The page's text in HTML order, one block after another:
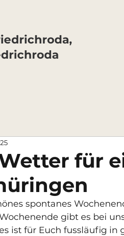
für
spontanes
gibt es bei
ist für Euch fussläufig in